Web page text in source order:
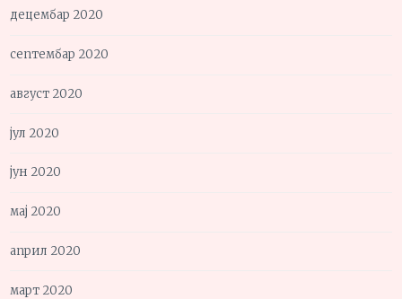
децембар 2020
септембар 2020
август 2020
јул 2020
јун 2020
мај 2020
април 2020
март 2020